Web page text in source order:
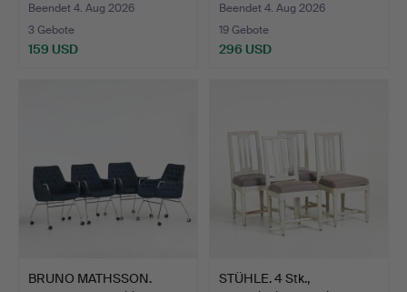
Beendet 4. Aug 2026
3 Gebote
159 USD
Beendet 4. Aug 2026
19 Gebote
296 USD
BRUNO MATHSSON.
STÜHLE. 4 Stk.,